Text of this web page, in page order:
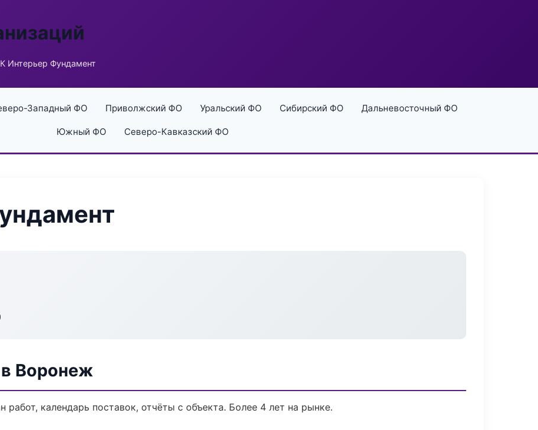
Интерьер Фундамент
Западный ФО Приволжский ФО Уральский ФО Сибирский ФО Дальневосточный ФО
Южный ФО Северо-Кавказский ФО
Воронеж
работ, календарь поставок, отчёты с объекта. Более 4 лет на рынке.